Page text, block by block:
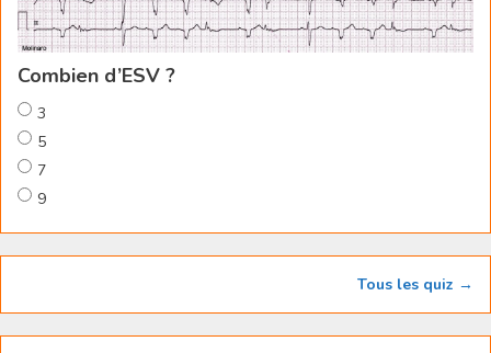
Combien d’ESV ?
3
5
7
9
Tous les quiz →